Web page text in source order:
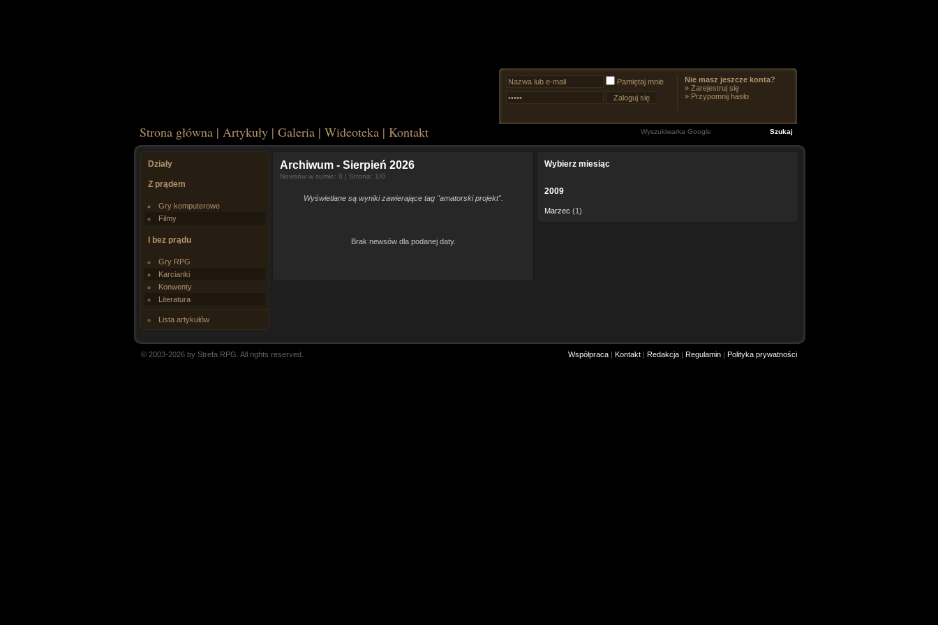
Pamiętaj mnie
Nie masz jeszcze konta?
» Zarejestruj się
» Przypomnij hasło
Strona główna | Artykuły | Galeria | Wideoteka | Kontakt
Działy
Z prądem
Gry komputerowe
Filmy
I bez prądu
Gry RPG
Karcianki
Konwenty
Literatura
Lista artykułów
Archiwum - Sierpień 2026
Newsów w sumie: 0 | Strona: 1/0
Wyświetlane są wyniki zawierające tag "amatorski projekt".
Brak newsów dla podanej daty.
Wybierz miesiąc
2009
Marzec (1)
© 2003-2026 by Strefa RPG. All rights reserved. Współpraca | Kontakt | Redakcja | Regulamin | Polityka prywatności